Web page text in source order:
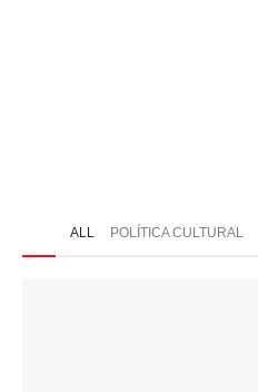
ALL POLÍTICA CULTURAL